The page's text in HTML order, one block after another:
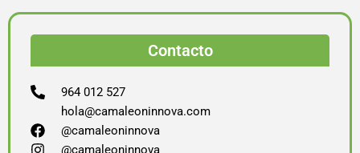
Contacto
964 012 527
hola@camaleoninnova.com
@camaleoninnova
@camaleoninnova